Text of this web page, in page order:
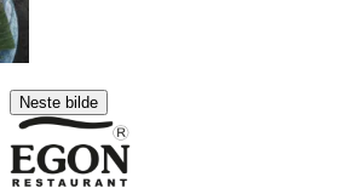
Neste bilde